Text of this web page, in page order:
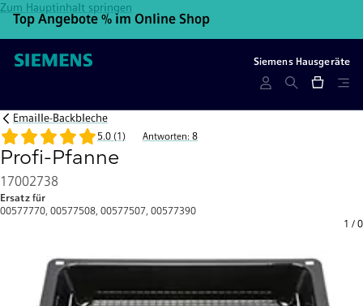
Zum Hauptinhalt springen
Top Angebote % im Online Shop
Siemens Hausgeräte
Emaille-Backbleche
Profi-Pfanne
17002738
5.0 (1) Antworten: 8
Ersatz für
00577770, 00577508, 00577507, 00577390
1 / 0